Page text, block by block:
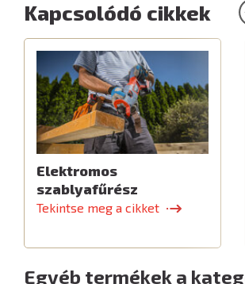
Kapcsolódó cikkek
Elektromos
szablyafűrész
Tekintse meg a cikket
Egyéb termékek a